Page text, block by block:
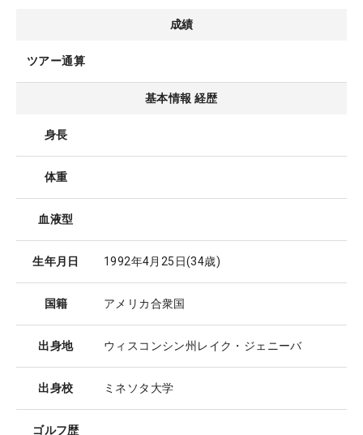
成績
ツアー通算
基本情報 経歴
身長
体重
血液型
生年月日 1992年4月25日(34歳)
国籍 アメリカ合衆国
出身地 ウィスコンシン州レイク・ジェニーバ
出身校 ミネソタ大学
ゴルフ歴